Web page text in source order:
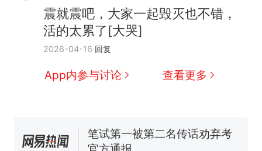
震就震吧，大家一起毁灭也不错，
活的太累了[大哭]
2026-04-16 回复
App内参与讨论 查看更多
热
西班牙飞地休达边境，摩洛
哥士兵搬起大石块投向移民引
争议，此前一天内数万人从摩
洛哥涌入西班牙
新
费大厨“全国小炒肉大王”称
号，仅凭视频评出？中国烹饪
协会回应
男子上山采菌偶然发现鸡枞菌
（新京报）
笔试第一被第二名传话劝弃考